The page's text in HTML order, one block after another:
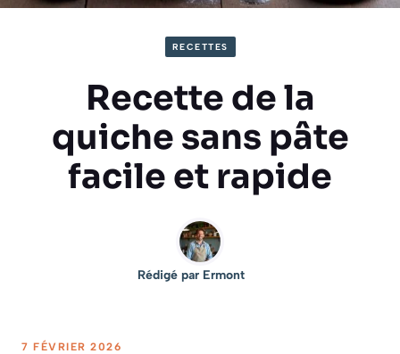
RECETTES
Recette de la
quiche sans pâte
facile et rapide
Rédigé par Ermont
7 FÉVRIER 2026